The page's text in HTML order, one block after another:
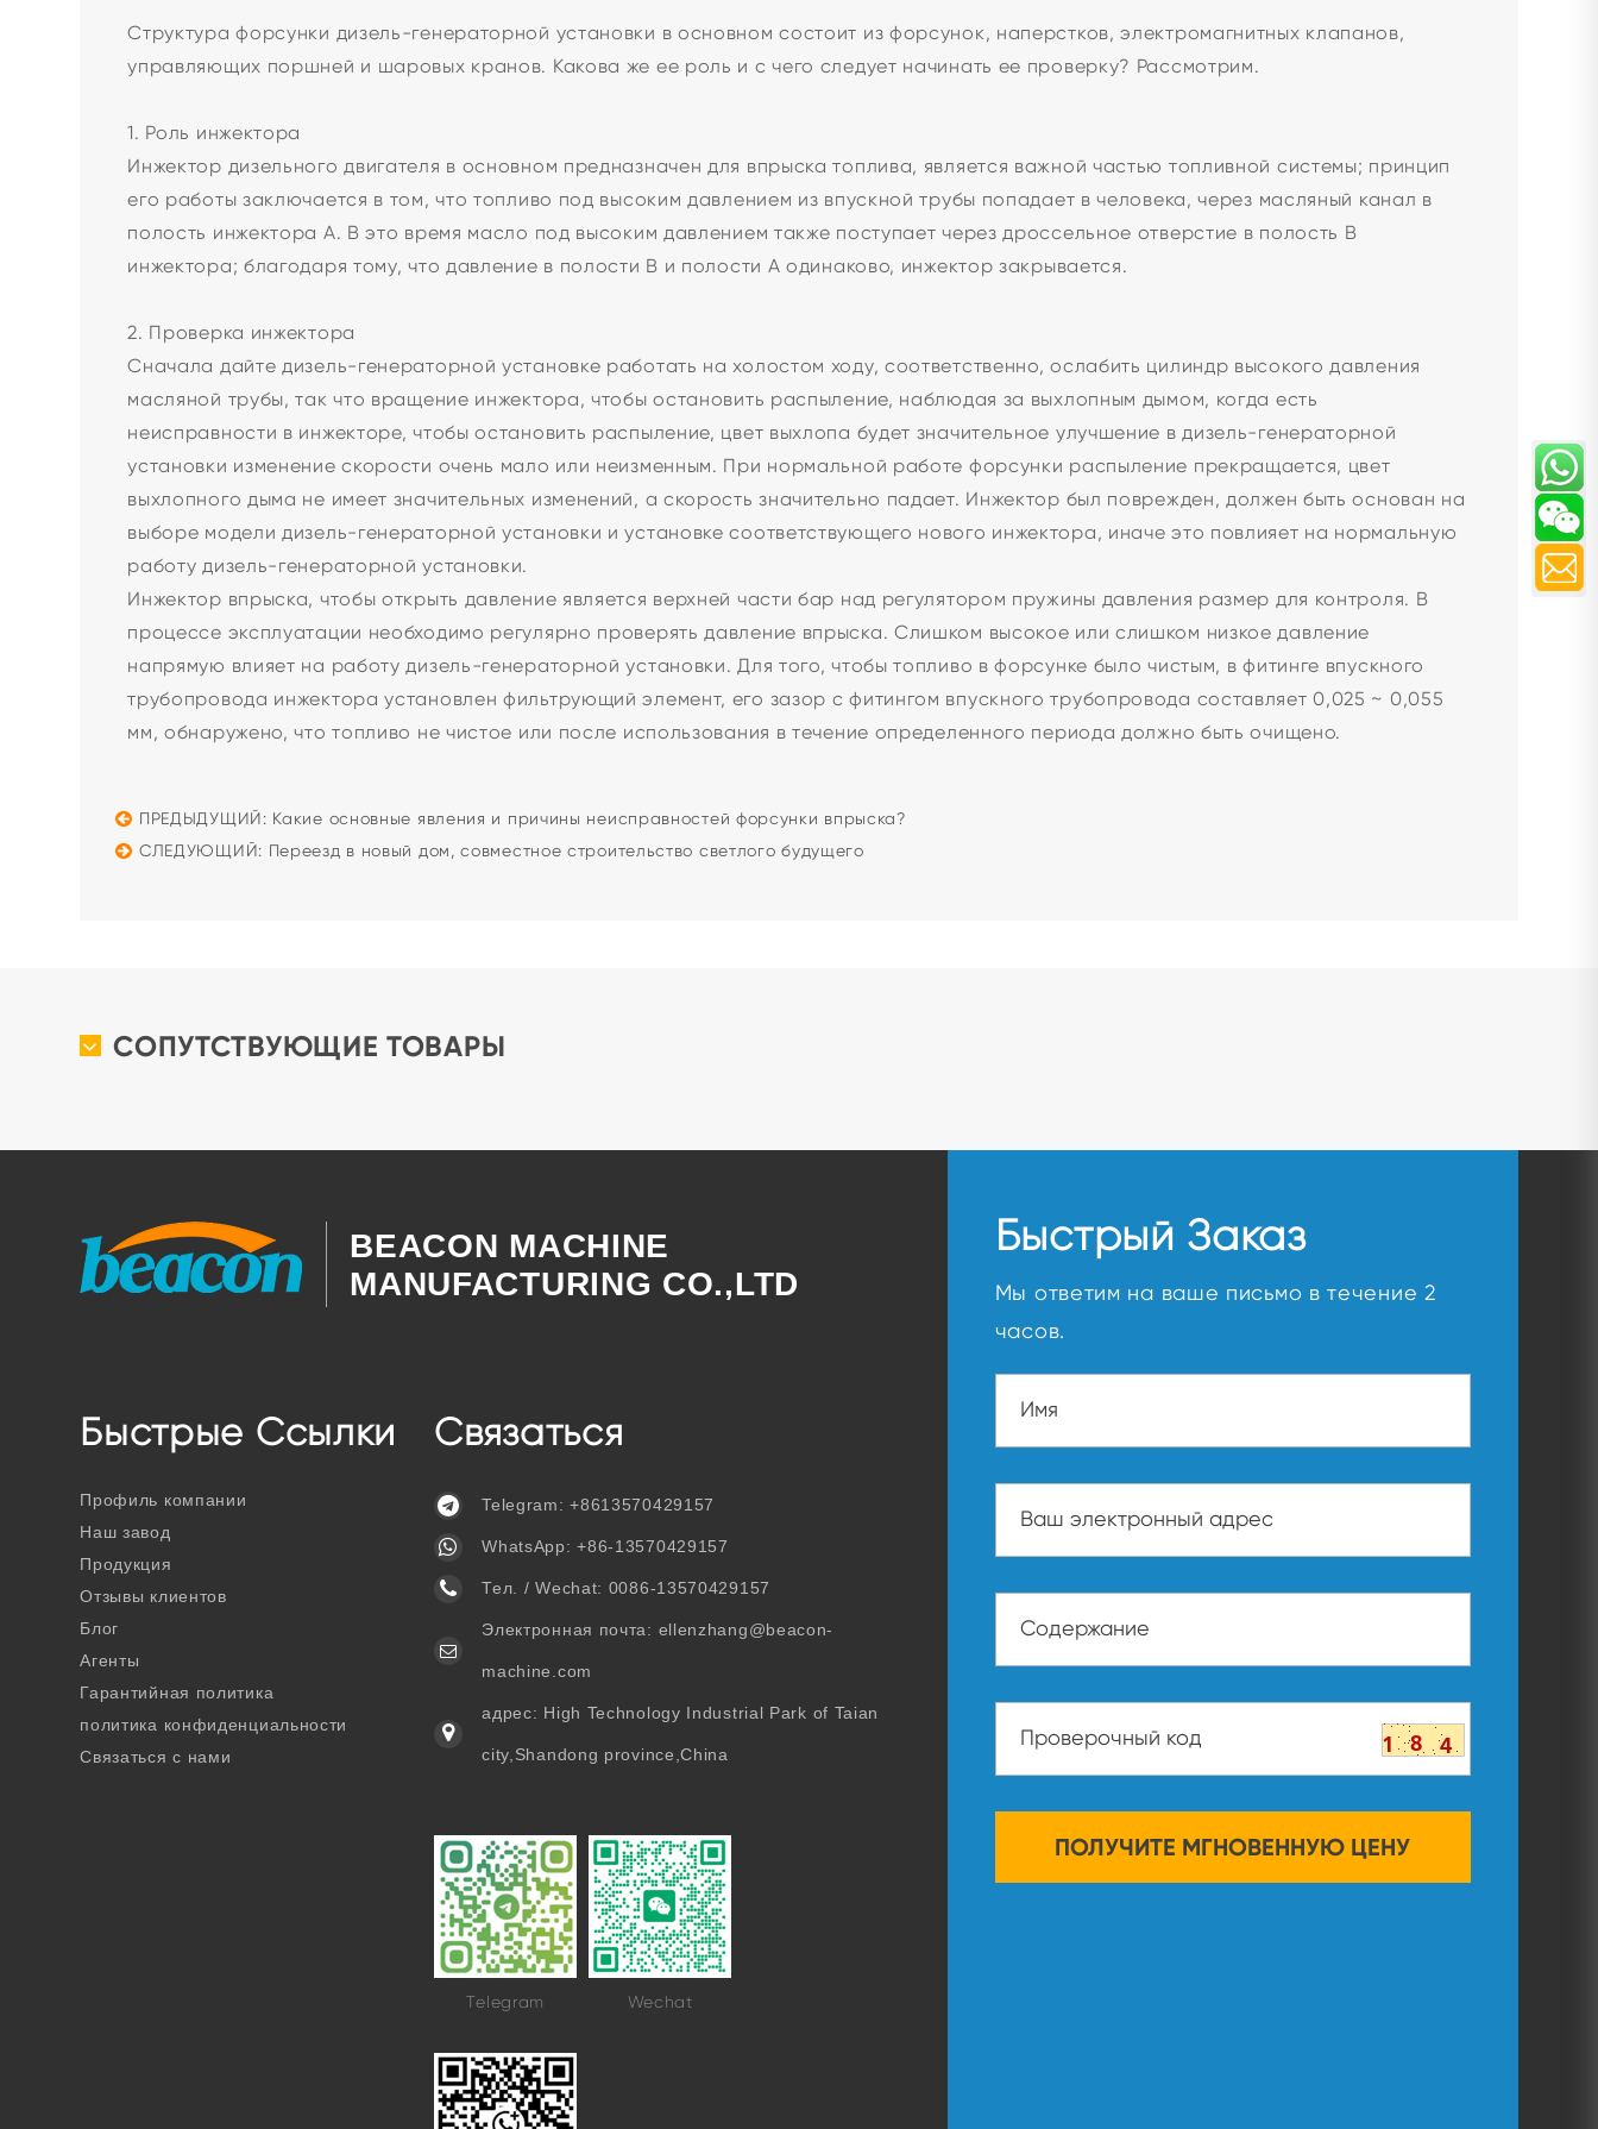
Структура форсунки дизель-генераторной установки в основном состоит из форсунок, наперстков, электромагнитных клапанов,
управляющих поршней и шаровых кранов. Какова же ее роль и с чего следует начинать ее проверку? Рассмотрим.
1. Роль инжектора
Инжектор дизельного двигателя в основном предназначен для впрыска топлива, является важной частью топливной системы; принцип
его работы заключается в том, что топливо под высоким давлением из впускной трубы попадает в человека, через масляный канал в
полость инжектора A. В это время масло под высоким давлением также поступает через дроссельное отверстие в полость B
инжектора; благодаря тому, что давление в полости B и полости A одинаково, инжектор закрывается.
2. Проверка инжектора
Сначала дайте дизель-генераторной установке работать на холостом ходу, соответственно, ослабить цилиндр высокого давления
масляной трубы, так что вращение инжектора, чтобы остановить распыление, наблюдая за выхлопным дымом, когда есть
неисправности в инжекторе, чтобы остановить распыление, цвет выхлопа будет значительное улучшение в дизель-генераторной
установки изменение скорости очень мало или неизменным. При нормальной работе форсунки распыление прекращается, цвет
выхлопного дыма не имеет значительных изменений, а скорость значительно падает. Инжектор был поврежден, должен быть основан на
выборе модели дизель-генераторной установки и установке соответствующего нового инжектора, иначе это повлияет на нормальную
работу дизель-генераторной установки.
Инжектор впрыска, чтобы открыть давление является верхней части бар над регулятором пружины давления размер для контроля. В
процессе эксплуатации необходимо регулярно проверять давление впрыска. Слишком высокое или слишком низкое давление
напрямую влияет на работу дизель-генераторной установки. Для того, чтобы топливо в форсунке было чистым, в фитинге впускного
трубопровода инжектора установлен фильтрующий элемент, его зазор с фитингом впускного трубопровода составляет 0,025 ~ 0,055
мм, обнаружено, что топливо не чистое или после использования в течение определенного периода должно быть очищено.
ПРЕДЫДУЩИЙ: Какие основные явления и причины неисправностей форсунки впрыска?
СЛЕДУЮЩИЙ: Переезд в новый дом, совместное строительство светлого будущего
СОПУТСТВУЮЩИЕ ТОВАРЫ
BEACON MACHINE
MANUFACTURING CO.,LTD
Быстрые Ссылки
Профиль компании
Наш завод
Продукция
Отзывы клиентов
Блог
Агенты
Гарантийная политика
политика конфиденциальности
Связаться с нами
Связаться
Telegram:+8613570429157
WhatsApp:+86-13570429157
Тел. / Wechat: 0086-13570429157
Электронная почта: ellenzhang@beacon-
machine.com
адрес: High Technology Industrial Park of Taian
city,Shandong province,China
Telegram Wechat
Быстрый Заказ
Мы ответим на ваше письмо в течение 2
часов.